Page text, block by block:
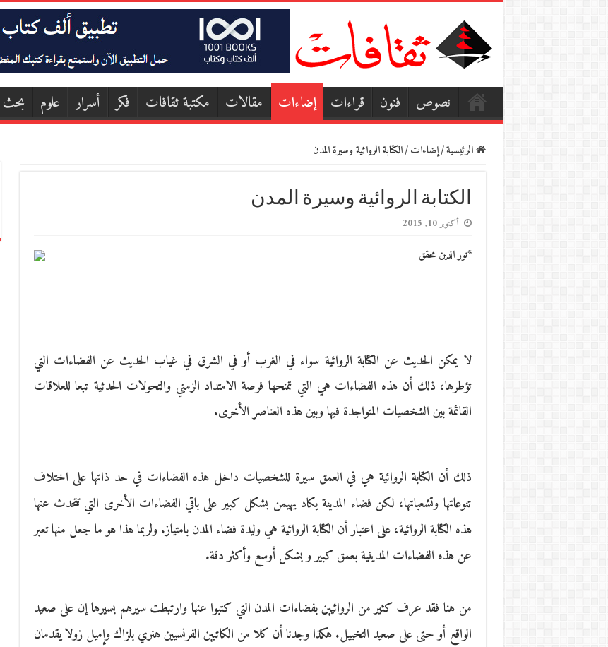
نصوص فنون قراءات إضاءات مقالات مكتبة ثقافات فكر أسرار علوم بحث
الرئيسية/إضاءات/الكتابة الروائية وسيرة المدن
الكتابة الروائية وسيرة المدن
أكتوبر 10, 2015
*نور الدين محقق
لا يمكن الحديث عن الكتابة الروائية سواء في الغرب أو في الشرق في غياب الحديث عن الفضاءات التي
تؤطرها، ذلك أن هذه الفضاءات هي التي تمنحها فرصة الامتداد الزمني والتحولات الحدثية تبعا للعلاقات
القائمة بين الشخصيات المتواجدة فيها وبين هذه العناصر الأخرى.
ذلك أن الكتابة الروائية هي في العمق سيرة للشخصيات داخل هذه الفضاءات في حد ذاتها على اختلاف
تنوعاتها وتشعباتها، لكن فضاء المدينة يكاد يهيمن بشكل كبير على باقي الفضاءات الأخرى التي تتحدث عنها
هذه الكتابة الروائية، على اعتبار أن الكتابة الروائية هي وليدة فضاء المدن بامتياز. ولربما هذا هو ما جعل منها تعبر
عن هذه الفضاءات المدينية بعمق كبير و بشكل أوسع وأكثر دقة.
من هنا فقد عرف كثير من الروائيين بفضاءات المدن التي كتبوا عنها وارتبطت سيرهم بسيرها إن على صعيد
الواقع أو حتى على صعيد التخييل. هكذا وجدنا أن كلا من الكاتبين الفرنسيين هنري بلزاك وإميل زولا يقدمان